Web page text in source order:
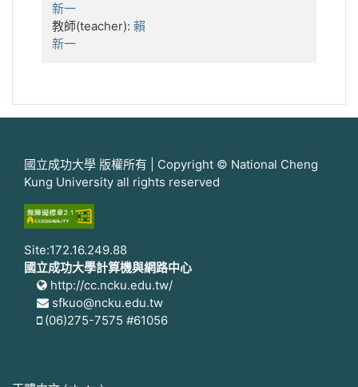
新一
教師(teacher): 賴
新一
國立成功大學 版權所有 | Copyright © National Cheng
Kung University all rights reserved
Site:172.16.249.88
國立成功大學計算機與網路中心
http://cc.ncku.edu.tw/
sfkuo@ncku.edu.tw
(06)275-7575 #61056